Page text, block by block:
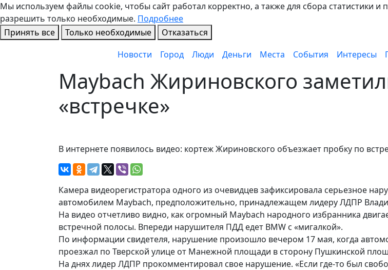
Мы используем файлы cookie, чтобы сайт работал корректно, а также для сбора статистики
разрешить только необходимые. Подробнее
Принять все
Только необходимые
Отказаться
Новости
Город Люди Деньги Места События Интересы
Maybach Жириновского
«встречке»
В интернете появилось видео: кортеж Жириновского объезжает пробку по
Камера видеорегистратора одного из очевидцев зафиксировала серьезное
автомобилем Maybach, предположительно, принадлежащем лидеру ЛДПР
На видео отчетливо видно, как огромный Maybach народного избранника
встречной полосы. Впереди нарушителя ПДД едет BMW с «мигалкой».
По информации свидетеля, нарушение произошло вечером 17 мая, когда
проезжал по Тверской улице от Манежной площади в сторону Пушкинской
На днях лидер ЛДПР прокомментировал свое нарушение. «Если где-то был